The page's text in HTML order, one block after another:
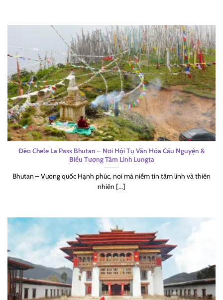
Đèo Chele La Pass Bhutan – Nơi Hội Tụ Văn Hóa Cầu Nguyện &
Biểu Tượng Tâm Linh Lungta
Bhutan – Vương quốc Hạnh phúc, nơi mà niềm tin tâm linh và thiên
nhiên [...]